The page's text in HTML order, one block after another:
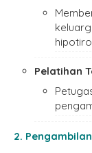
Pelatihan
2.